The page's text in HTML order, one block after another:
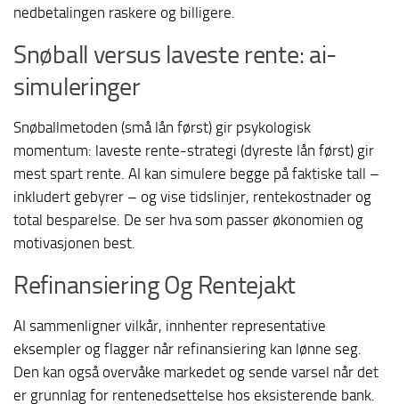
nedbetalingen raskere og billigere.
Snøball versus laveste rente: ai-
simuleringer
Snøballmetoden (små lån først) gir psykologisk
momentum: laveste rente-strategi (dyreste lån først) gir
mest spart rente. AI kan simulere begge på faktiske tall –
inkludert gebyrer – og vise tidslinjer, rentekostnader og
total besparelse. De ser hva som passer økonomien og
motivasjonen best.
Refinansiering Og Rentejakt
AI sammenligner vilkår, innhenter representative
eksempler og flagger når refinansiering kan lønne seg.
Den kan også overvåke markedet og sende varsel når det
er grunnlag for rentenedsettelse hos eksisterende bank.